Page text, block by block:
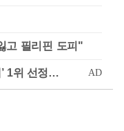
고 필리핀 도피"